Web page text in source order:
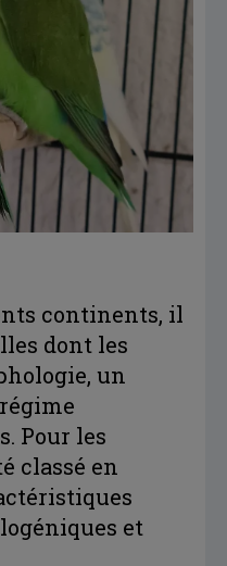
continents, il
dont les
un
Pour les
classé en
et